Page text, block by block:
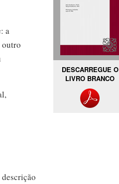
a
outro
DESCARREGUE O
LIVRO BRANCO